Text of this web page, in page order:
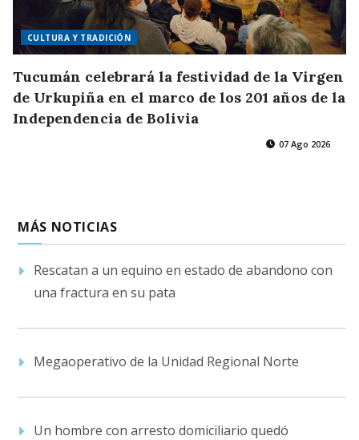
CULTURA Y TRADICIÓN
Tucumán celebrará la festividad de la Virgen
de Urkupiña en el marco de los 201 años de la
Independencia de Bolivia
07 Ago 2026
MÁS NOTICIAS
Rescatan a un equino en estado de abandono con
una fractura en su pata
Megaoperativo de la Unidad Regional Norte
Un hombre con arresto domiciliario quedó